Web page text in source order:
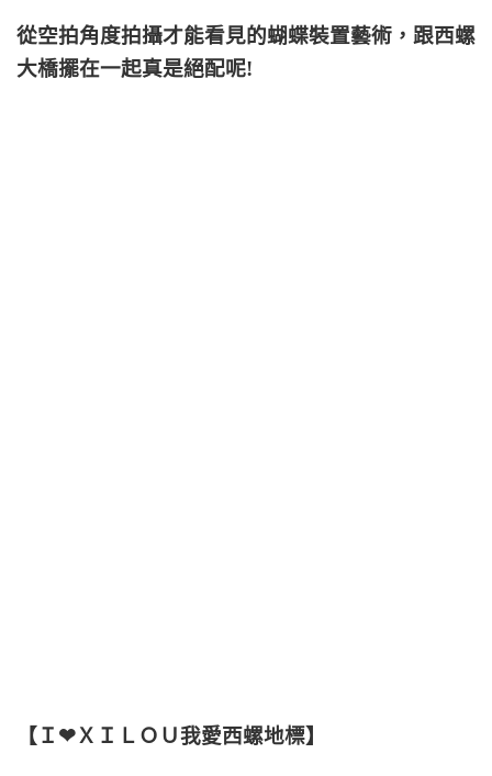
從空拍角度拍攝才能看見的蝴蝶裝置藝術，跟西螺
大橋擺在一起真是絕配呢!
【Ｉ❤ＸＩＬＯＵ我愛西螺地標】